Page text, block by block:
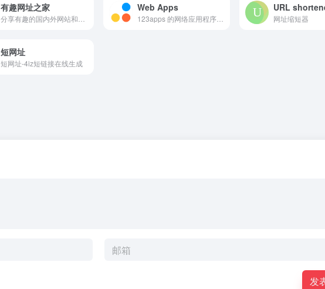
有趣网址之家 Web Apps
123apps 的网络应用程序 - 编辑、转换、创建
URL
网址缩短器
短网址
短网址-4iz短链接在线生成
发